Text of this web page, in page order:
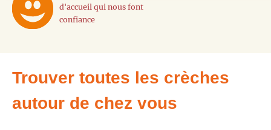
d'accueil qui nous font
confiance
Trouver toutes les crèches
autour de chez vous